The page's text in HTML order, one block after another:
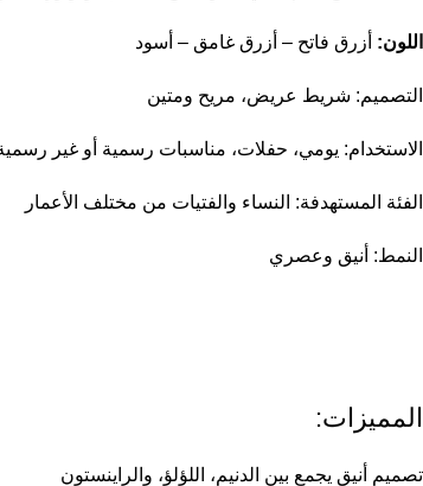
اللون: أزرق فاتح – أزرق غامق – أسود
التصميم: شريط عريض، مريح ومتين
الاستخدام: يومي، حفلات، مناسبات رسمية أو غير
الفئة المستهدفة: النساء والفتيات من مختلف الأعمار
النمط: أنيق وعصري
المميزات:
تصميم أنيق يجمع بين الدنيم، اللؤلؤ، والراينستون